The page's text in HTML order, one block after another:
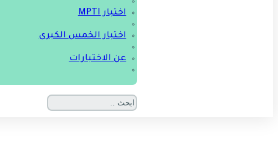
اختبار MPTI
اختبار الخمس الكبرى
عن الاختبارات